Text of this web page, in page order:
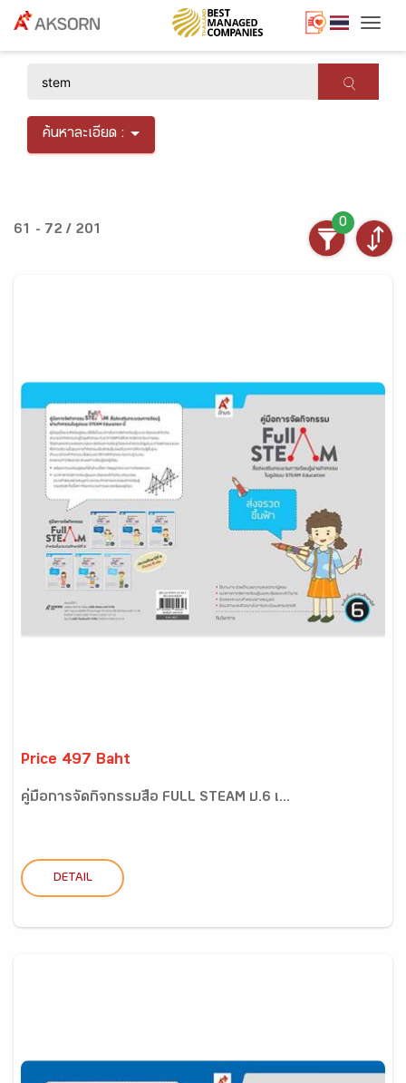
ค้นหาละเอียด :
61 - 72 / 201
0
Price 497 Baht
คู่มือการจัดกิจกรรมสื่อ FULL STEAM ป.6 เ...
DETAIL